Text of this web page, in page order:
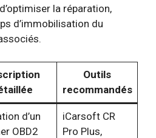
la réparation,
d’immobilisation du
Outils
recommandés
d’un
OBD2
iCarsoft CR
Pro Plus,